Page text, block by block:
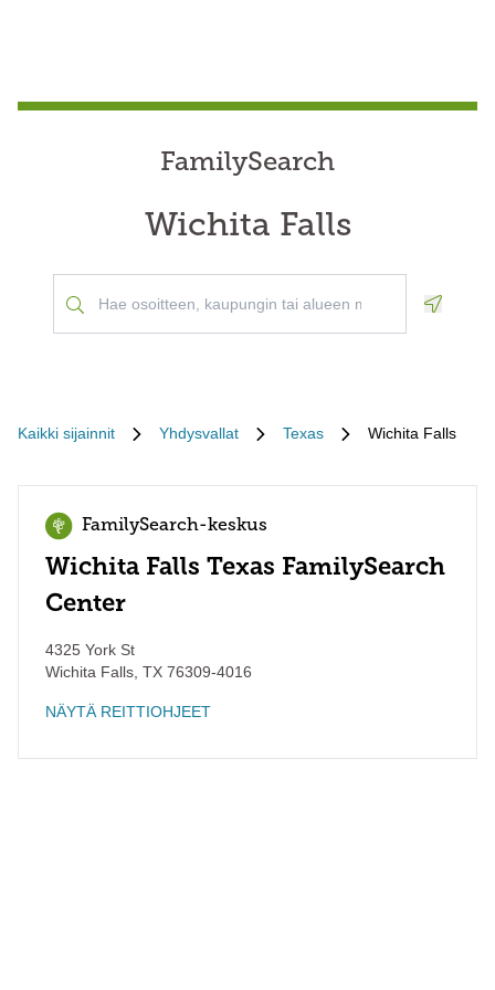
FamilySearch
Wichita Falls
Kaikki sijainnit Yhdysvallat Texas Wichita Falls
FamilySearch-keskus
Wichita Falls Texas FamilySearch
Center
4325 York St
Wichita Falls TX 76309-4016
NÄYTÄ REITTIOHJEET